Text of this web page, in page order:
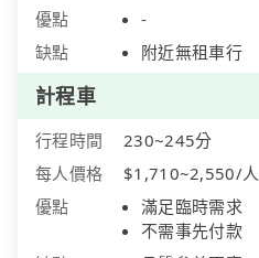
優點
-
缺點
附近無租車行
計程車
行程時間
230~245分
每人價格
$1,710~2,550/人
優點
滿足臨時需求
不需事先付款